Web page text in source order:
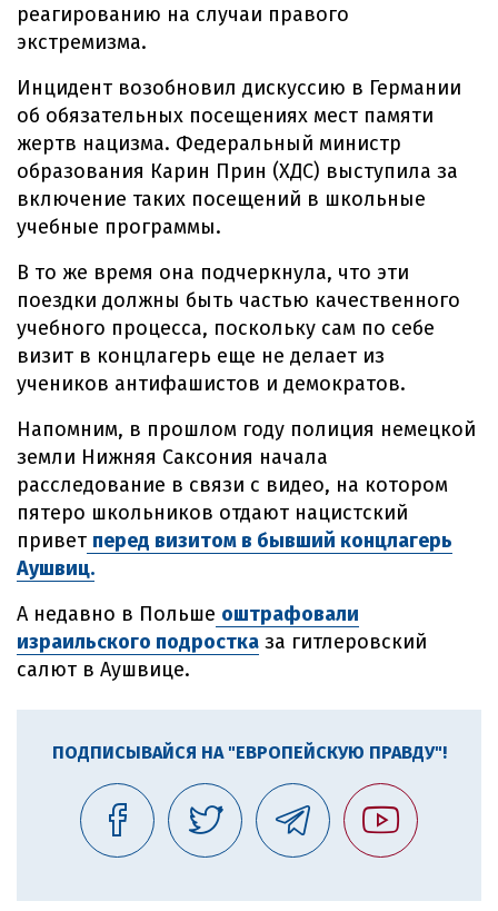
реагированию на случаи правого
экстремизма.
Инцидент возобновил дискуссию в Германии
об обязательных посещениях мест памяти
жертв нацизма. Федеральный министр
образования Карин Прин (ХДС) выступила за
включение таких посещений в школьные
учебные программы.
В то же время она подчеркнула, что эти
поездки должны быть частью качественного
учебного процесса, поскольку сам по себе
визит в концлагерь еще не делает из
учеников антифашистов и демократов.
Напомним, в прошлом году полиция немецкой
земли Нижняя Саксония начала
расследование в связи с видео, на котором
пятеро школьников отдают нацистский
привет перед визитом в бывший концлагерь
Аушвиц.
А недавно в Польше оштрафовали
израильского подростка за гитлеровский
салют в Аушвице.
ПОДПИСЫВАЙСЯ НА "ЕВРОПЕЙСКУЮ ПРАВДУ"!